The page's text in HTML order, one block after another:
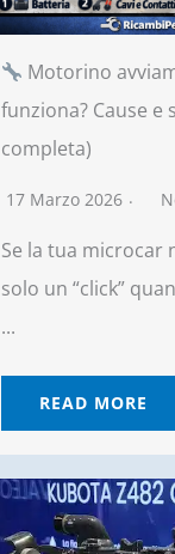
Motorino
funziona? Cause e
completa)
17 Marzo 2026
Se la tua microcar
solo un “click”
...
READ MORE